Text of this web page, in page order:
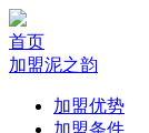
首页
加盟泥之韵
加盟优势
加盟条件